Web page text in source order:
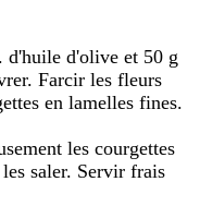
d'huile d'olive et 50 g
Farcir les fleurs
en lamelles fines.
les courgettes
saler. Servir frais